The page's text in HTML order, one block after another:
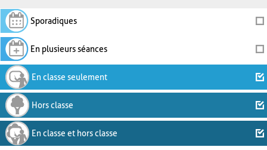
Sporadiques
En plusieurs séances
En classe seulement
Hors classe
En classe et hors classe